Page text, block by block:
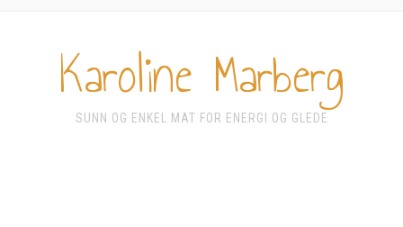
Karoline Marberg
SUNN OG ENKEL MAT FOR ENERGI OG GLEDE